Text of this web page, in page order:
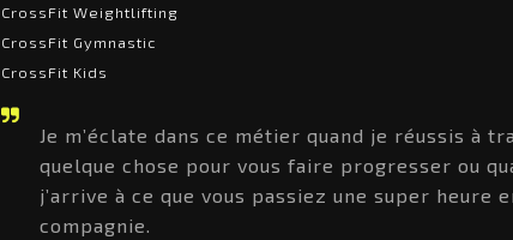
CrossFit Weightlifting
CrossFit Gymnastic
CrossFit Kids
Je m’éclate dans ce métier quand je réussis à
quelque chose pour vous faire progresser ou
j’arrive à ce que vous passiez une super heure
compagnie.